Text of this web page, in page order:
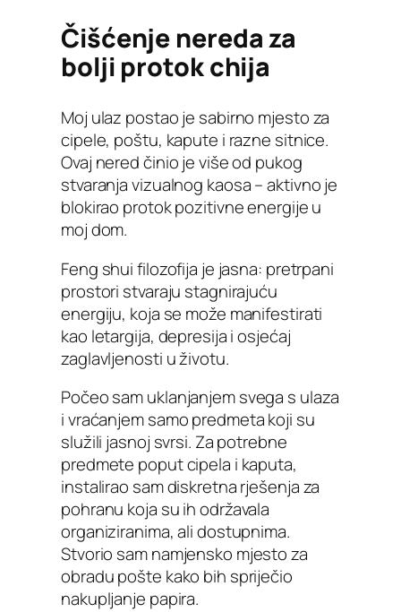
Čišćenje nereda za
bolji protok chija
Moj ulaz postao je sabirno mjesto za
cipele, poštu, kapute i razne sitnice.
Ovaj nered činio je više od pukog
stvaranja vizualnog kaosa – aktivno je
blokirao protok pozitivne energije u
moj dom.
Feng shui filozofija je jasna: pretrpani
prostori stvaraju stagnirajuću
energiju, koja se može manifestirati
kao letargija, depresija i osjećaj
zaglavljenosti u životu.
Počeo sam uklanjanjem svega s ulaza
i vraćanjem samo predmeta koji su
služili jasnoj svrsi. Za potrebne
predmete poput cipela i kaputa,
instalirao sam diskretna rješenja za
pohranu koja su ih održavala
organiziranima, ali dostupnima.
Stvorio sam namjensko mjesto za
obradu pošte kako bih spriječio
nakupljanje papira.